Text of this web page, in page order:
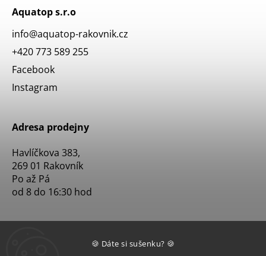
🍪 Dáte si sušenku? 🍪
Aquatop s.r.o
info@aquatop-rakovnik.cz
+420 773 589 255
Facebook
Instagram
Adresa prodejny
Havlíčkova 383,
269 01 Rakovník
Po až Pá
od 8 do 16:30 hod